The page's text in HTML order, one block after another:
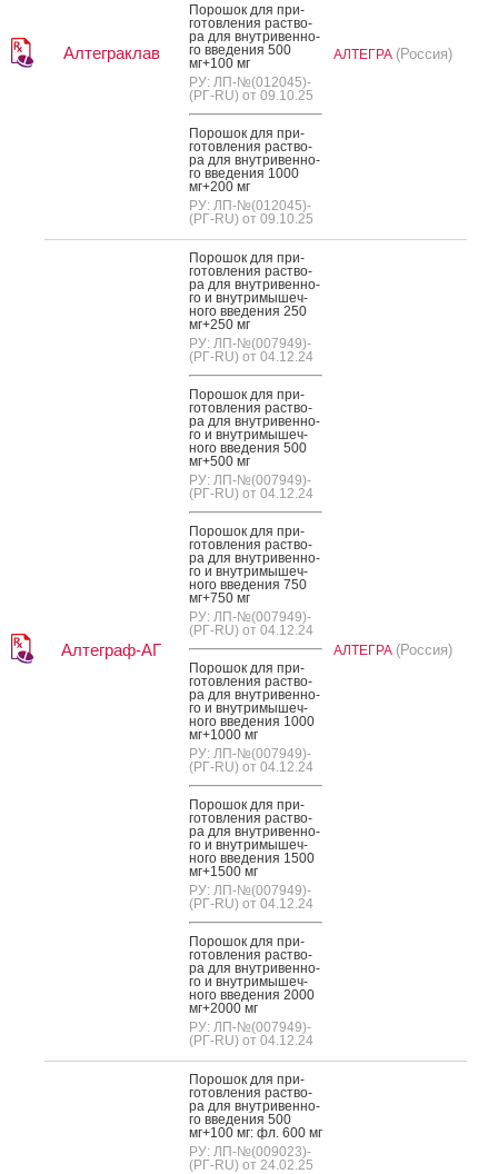
Алтеграклав
По­рошок для при­
готов­ле­ния рас­тво­
ра для внут­ри­вен­но­
го вве­дения 500
мг+100 мг
РУ: ЛП-№(012045)-
(РГ-RU) от 09.10.25
По­рошок для при­
готов­ле­ния рас­тво­
ра для внут­ри­вен­но­
го вве­дения 1000
мг+200 мг
РУ: ЛП-№(012045)-
(РГ-RU) от 09.10.25
АЛТЕГРА (Россия)
Алтеграф-АГ
По­рошок для при­
готов­ле­ния рас­тво­
ра для внут­ри­вен­но­
го и внут­ри­мышеч­
но­го вве­дения 250
мг+250 мг
РУ: ЛП-№(007949)-
(РГ-RU) от 04.12.24
По­рошок для при­
готов­ле­ния рас­тво­
ра для внут­ри­вен­но­
го и внут­ри­мышеч­
но­го вве­дения 500
мг+500 мг
РУ: ЛП-№(007949)-
(РГ-RU) от 04.12.24
По­рошок для при­
готов­ле­ния рас­тво­
ра для внут­ри­вен­но­
го и внут­ри­мышеч­
но­го вве­дения 750
мг+750 мг
РУ: ЛП-№(007949)-
(РГ-RU) от 04.12.24
По­рошок для при­
готов­ле­ния рас­тво­
ра для внут­ри­вен­но­
го и внут­ри­мышеч­
но­го вве­дения 1000
мг+1000 мг
РУ: ЛП-№(007949)-
(РГ-RU) от 04.12.24
По­рошок для при­
готов­ле­ния рас­тво­
ра для внут­ри­вен­но­
го и внут­ри­мышеч­
но­го вве­дения 1500
мг+1500 мг
РУ: ЛП-№(007949)-
(РГ-RU) от 04.12.24
По­рошок для при­
готов­ле­ния рас­тво­
ра для внут­ри­вен­но­
го и внут­ри­мышеч­
но­го вве­дения 2000
мг+2000 мг
РУ: ЛП-№(007949)-
(РГ-RU) от 04.12.24
АЛТЕГРА (Россия)
По­рошок для при­
готов­ле­ния рас­тво­
ра для внут­ри­вен­но­
го вве­дения 500
мг+100 мг: фл. 600 мг
РУ: ЛП-№(009023)-
(РГ-RU) от 24.02.25